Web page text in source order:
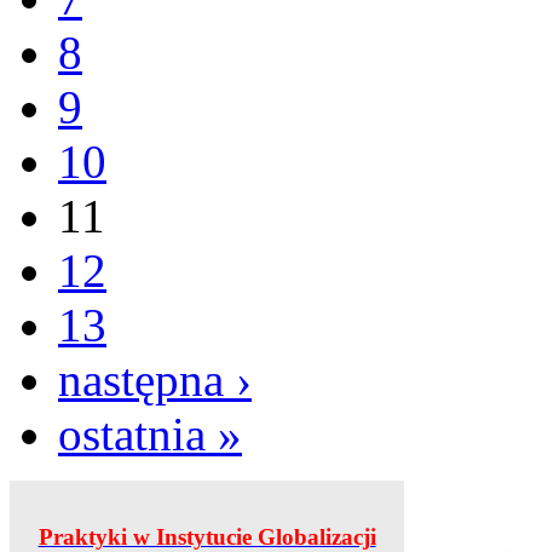
8
9
10
11
12
13
następna ›
ostatnia »
Praktyki w Instytucie Globalizacji